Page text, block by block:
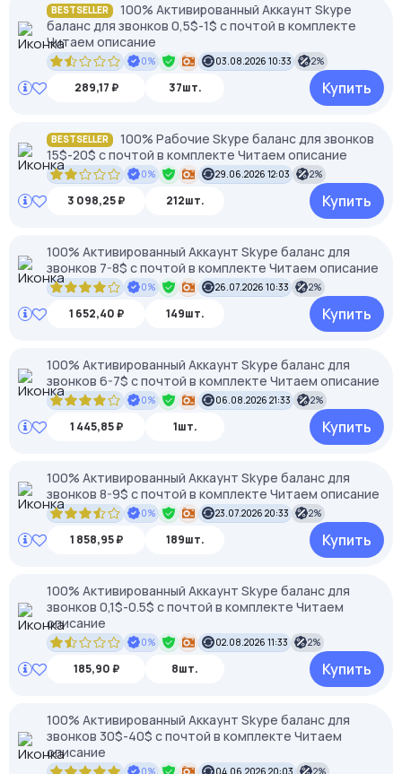
BESTSELLER
100% Активированный Аккаунт Skype
баланс для звонков 0,5$-1$ с почтой в комплекте
Читаем описание
0% 03.08.2026 10:33 2%
289,17 ₽ 37шт. Купить
BESTSELLER
100% Рабочие Skype баланс для звонков
15$-20$ с почтой в комплекте Читаем описание
0% 29.06.2026 12:03 2%
3 098,25 ₽ 212шт. Купить
100% Активированный Аккаунт Skype баланс для
звонков 7-8$ с почтой в комплекте Читаем описание
0% 26.07.2026 10:33 2%
1 652,40 ₽ 149шт. Купить
100% Активированный Аккаунт Skype баланс для
звонков 6-7$ с почтой в комплекте Читаем описание
0% 06.08.2026 21:33 2%
1 445,85 ₽ 1шт. Купить
100% Активированный Аккаунт Skype баланс для
звонков 8-9$ с почтой в комплекте Читаем описание
0% 23.07.2026 20:33 2%
1 858,95 ₽ 189шт. Купить
100% Активированный Аккаунт Skype баланс для
звонков 0,1$-0.5$ с почтой в комплекте Читаем
описание
0% 02.08.2026 11:33 2%
185,90 ₽ 8шт. Купить
100% Активированный Аккаунт Skype баланс для
звонков 30$-40$ с почтой в комплекте Читаем
описание